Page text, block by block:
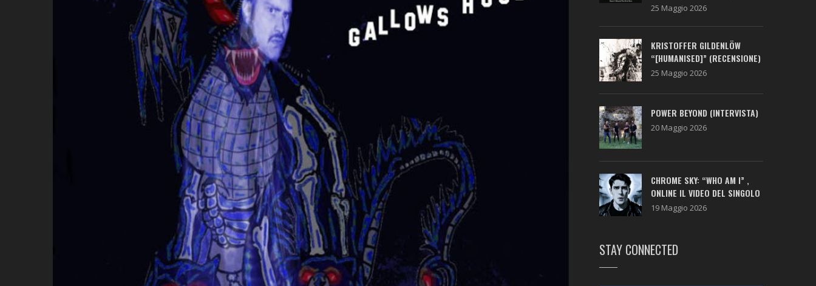
25 Maggio 2026
KRISTOFFER GILDENLÖW
“[HUMANISED]” (RECENSIONE)
25 Maggio 2026
POWER BEYOND (INTERVISTA)
20 Maggio 2026
CHROME SKY: “WHO AM I” ,
ONLINE IL VIDEO DEL SINGOLO
19 Maggio 2026
STAY CONNECTED